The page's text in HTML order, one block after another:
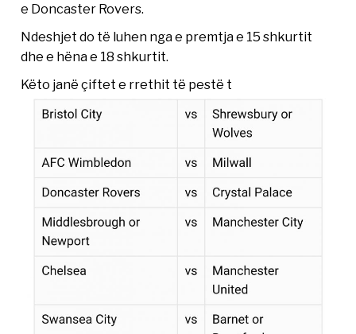
e Doncaster Rovers.
Ndeshjet do të luhen nga e premtja e 15 shkurtit
dhe e hëna e 18 shkurtit.
Këto janë çiftet e rrethit të pestë t